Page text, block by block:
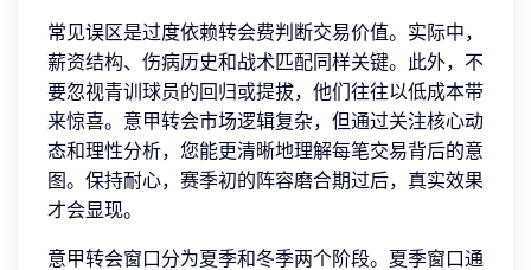
常见误区是过度依赖转会费判断交易价值。实际中，
薪资结构、伤病历史和战术匹配同样关键。此外，不
要忽视青训球员的回归或提拔，他们往往以低成本带
来惊喜。意甲转会市场逻辑复杂，但通过关注核心动
态和理性分析，您能更清晰地理解每笔交易背后的意
图。保持耐心，赛季初的阵容磨合期过后，真实效果
才会显现。
意甲转会窗口分为夏季和冬季两个阶段。夏季窗口通